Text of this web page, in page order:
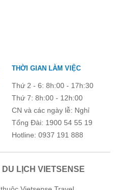
THỜI GIAN LÀM VIỆC
Thứ 2 - 6: 8h:00 - 17h:30
Thứ 7: 8h:00 - 12h:00
CN và các ngày lễ: Nghỉ
Tổng Đài: 1900 54 55 19
Hotline: 0937 191 888
LỊCH VIETSENSE